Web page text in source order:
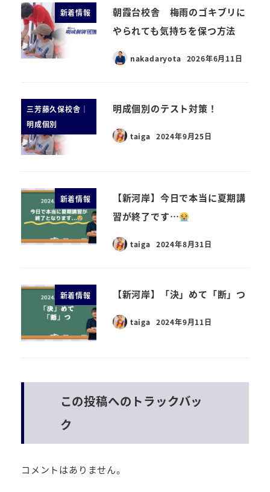
新着情報
朝霞台校舎 梅雨のゴキブリに
やられても気持ちを保つ方法
nakadaryota 2026年6月11日
三芳藤久保校舎｜
明成個別
明成個別のテスト対策！
taiga 2024年9月25日
新着情報
【新河岸】今日で本当に夏期講
習が終了です…
taiga 2024年8月31日
新着情報 【新河岸】「決」めて「断」つ
taiga 2024年9月11日
この投稿へのトラックバッ
ク
コメントはありません。